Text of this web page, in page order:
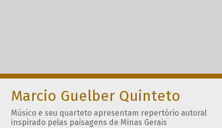
Marcio Guelber Quinteto
Músico e seu quarteto apresentam repertório autoral
inspirado pelas paisagens de Minas Gerais